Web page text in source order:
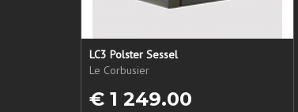
LC3 Polster Sessel
Le Corbusier
€ 1 249.00